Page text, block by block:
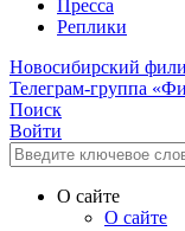
Пресса
Реплики
Новосибирский
Телеграм-группа
Поиск
Войти
О сайте
О сайте